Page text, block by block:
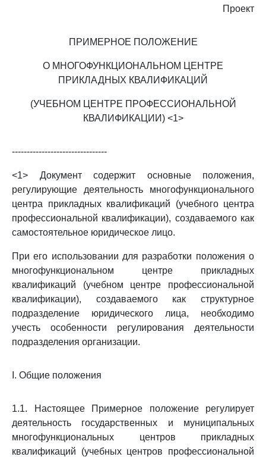
Проект
ПРИМЕРНОЕ ПОЛОЖЕНИЕ
О МНОГОФУНКЦИОНАЛЬНОМ ЦЕНТРЕ
ПРИКЛАДНЫХ КВАЛИФИКАЦИЙ
(УЧЕБНОМ ЦЕНТРЕ ПРОФЕССИОНАЛЬНОЙ
КВАЛИФИКАЦИИ) <1>
--------------------------------
<1> Документ содержит основные положения,
регулирующие деятельность многофункционального
центра прикладных квалификаций (учебного центра
профессиональной квалификации), создаваемого как
самостоятельное юридическое лицо.
При его использовании для разработки положения о
многофункциональном центре прикладных
квалификаций (учебном центре профессиональной
квалификации), создаваемого как структурное
подразделение юридического лица, необходимо
учесть особенности регулирования деятельности
подразделения организации.
I. Общие положения
1.1. Настоящее Примерное положение регулирует
деятельность государственных и муниципальных
многофункциональных центров прикладных
квалификаций (учебных центров профессиональной